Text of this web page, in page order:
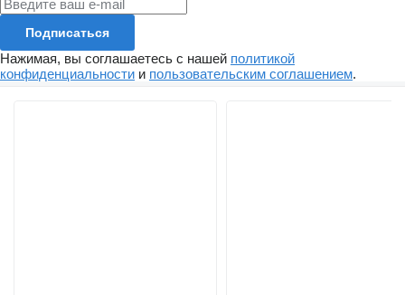
Подписаться
Нажимая, вы соглашаетесь с нашей политикой
конфиденциальности и пользовательским соглашением.